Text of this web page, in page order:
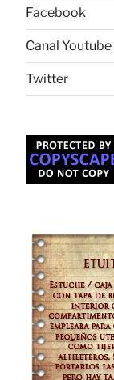
Facebook
Canal Youtube
Twitter